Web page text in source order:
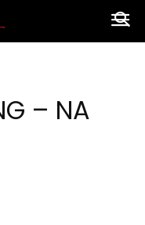
– NA